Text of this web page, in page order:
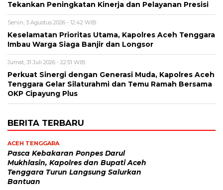
Tekankan Peningkatan Kinerja dan Pelayanan Presisi
Senin, 3 Agustus 2026 - 12:42 WIB
Keselamatan Prioritas Utama, Kapolres Aceh Tenggara
Imbau Warga Siaga Banjir dan Longsor
Jumat, 31 Juli 2026 - 22:51 WIB
Perkuat Sinergi dengan Generasi Muda, Kapolres Aceh
Tenggara Gelar Silaturahmi dan Temu Ramah Bersama
OKP Cipayung Plus
BERITA TERBARU
ACEH TENGGARA
Pasca Kebakaran Ponpes Darul
Mukhlasin, Kapolres dan Bupati Aceh
Tenggara Turun Langsung Salurkan
Bantuan